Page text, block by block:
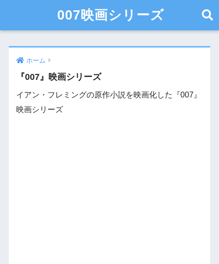
007映画シリーズ
ホーム
『007』映画シリーズ
イアン・フレミングの原作小説を映画化した『007』
映画シリーズ